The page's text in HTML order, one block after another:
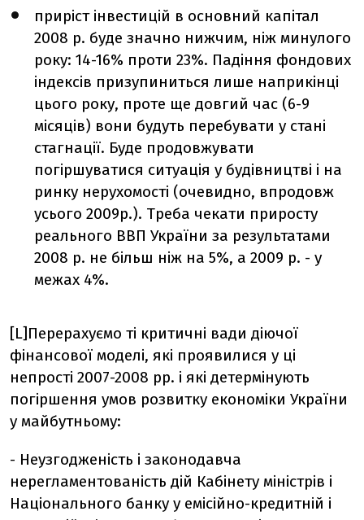
приріст інвестицій в основний капітал
2008 р. буде значно нижчим, ніж минулого
року: 14-16% проти 23%. Падіння фондових
індексів призупиниться лише наприкінці
цього року, проте ще довгий час (6-9
місяців) вони будуть перебувати у стані
стагнації. Буде продовжувати
погіршуватися ситуація у будівництві і на
ринку нерухомості (очевидно, впродовж
усього 2009р.). Треба чекати приросту
реального ВВП України за результатами
2008 р. не більш ніж на 5%, а 2009 р. - у
межах 4%.
[L]Перерахуємо ті критичні вади діючої
фінансової моделі, які проявилися у ці
непрості 2007-2008 рр. і які детермінують
погіршення умов розвитку економіки України
у майбутньому:
- Неузгодженість і законодавча
нерегламентованість дій Кабінету міністрів і
Національного банку у емісійно-кредитній і